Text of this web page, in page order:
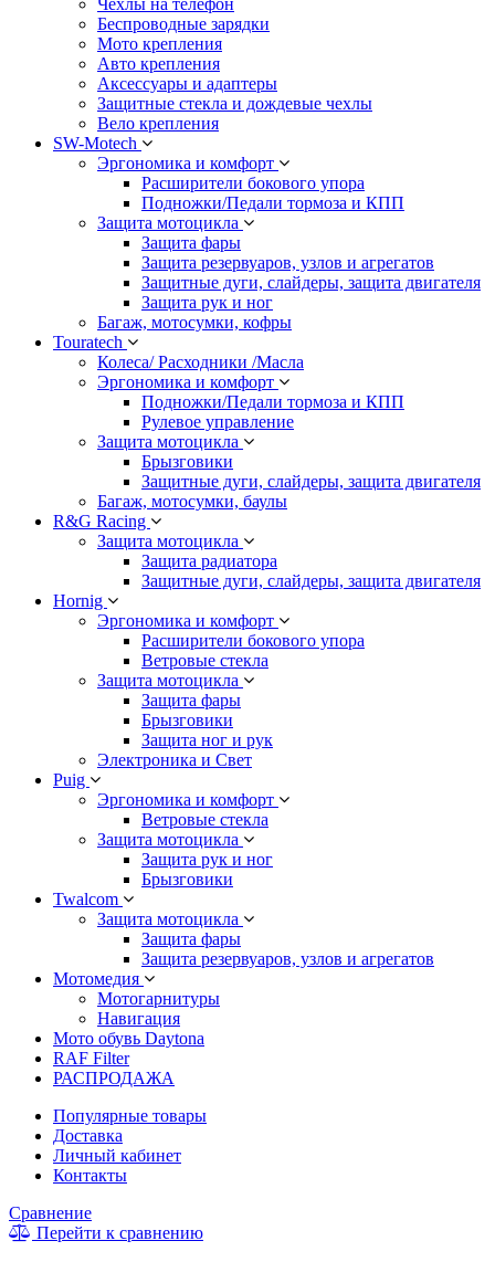
Чехлы на телефон
Беспроводные зарядки
Мото крепления
Авто крепления
Аксессуары и адаптеры
Защитные стекла и дождевые чехлы
Вело крепления
SW-Motech
Эргономика и комфорт
Расширители бокового упора
Подножки/Педали тормоза и КПП
Защита мотоцикла
Защита фары
Защита резервуаров, узлов и агрегатов
Защитные дуги, слайдеры, защита двигателя
Защита рук и ног
Багаж, мотосумки, кофры
Touratech
Колеса/ Расходники /Масла
Эргономика и комфорт
Подножки/Педали тормоза и КПП
Рулевое управление
Защита мотоцикла
Брызговики
Защитные дуги, слайдеры, защита двигателя
Багаж, мотосумки, баулы
R&G Racing
Защита мотоцикла
Защита радиатора
Защитные дуги, слайдеры, защита двигателя
Hornig
Эргономика и комфорт
Расширители бокового упора
Ветровые стекла
Защита мотоцикла
Защита фары
Брызговики
Защита ног и рук
Электроника и Свет
Puig
Эргономика и комфорт
Ветровые стекла
Защита мотоцикла
Защита рук и ног
Брызговики
Twalcom
Защита мотоцикла
Защита фары
Защита резервуаров, узлов и агрегатов
Мотомедия
Мотогарнитуры
Навигация
Мото обувь Daytona
RAF Filter
РАСПРОДАЖА
Популярные товары
Доставка
Личный кабинет
Контакты
Сравнение
Перейти к сравнению